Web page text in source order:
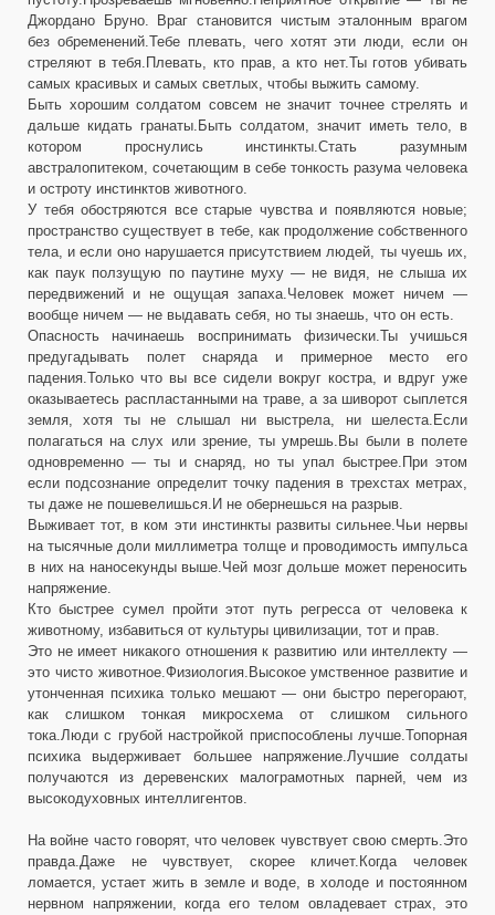
Джордано Бруно. Враг становится чистым эталонным врагом
без обременений.Тебе плевать, чего хотят эти люди, если он
стреляют в тебя.Плевать, кто прав, а кто нет.Ты готов убивать
самых красивых и самых светлых, чтобы выжить самому.
Быть хорошим солдатом совсем не значит точнее стрелять и
дальше кидать гранаты.Быть солдатом, значит иметь тело, в
котором проснулись инстинкты.Стать разумным
австралопитеком, сочетающим в себе тонкость разума человека
и остроту инстинктов животного.
У тебя обостряются все старые чувства и появляются новые;
пространство существует в тебе, как продолжение собственного
тела, и если оно нарушается присутствием людей, ты чуешь их,
как паук ползущую по паутине муху — не видя, не слыша их
передвижений и не ощущая запаха.Человек может ничем —
вообще ничем — не выдавать себя, но ты знаешь, что он есть.
Опасность начинаешь воспринимать физически.Ты учишься
предугадывать полет снаряда и примерное место его
падения.Только что вы все сидели вокруг костра, и вдруг уже
оказываетесь распластанными на траве, а за шиворот сыплется
земля, хотя ты не слышал ни выстрела, ни шелеста.Если
полагаться на слух или зрение, ты умрешь.Вы были в полете
одновременно — ты и снаряд, но ты упал быстрее.При этом
если подсознание определит точку падения в трехстах метрах,
ты даже не пошевелишься.И не обернешься на разрыв.
Выживает тот, в ком эти инстинкты развиты сильнее.Чьи нервы
на тысячные доли миллиметра толще и проводимость импульса
в них на наносекунды выше.Чей мозг дольше может переносить
напряжение.
Кто быстрее сумел пройти этот путь регресса от человека к
животному, избавиться от культуры цивилизации, тот и прав.
Это не имеет никакого отношения к развитию или интеллекту —
это чисто животное.Физиология.Высокое умственное развитие и
утонченная психика только мешают — они быстро перегорают,
как слишком тонкая микросхема от слишком сильного
тока.Люди с грубой настройкой приспособлены лучше.Топорная
психика выдерживает большее напряжение.Лучшие солдаты
получаются из деревенских малограмотных парней, чем из
высокодуховных интеллигентов.
На войне часто говорят, что человек чувствует свою смерть.Это
правда.Даже не чувствует, скорее кличет.Когда человек
ломается, устает жить в земле и воде, в холоде и постоянном
нервном напряжении, когда его телом овладевает страх, это